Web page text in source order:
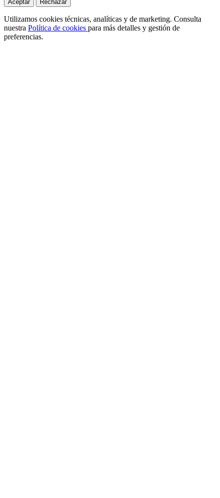
Aceptar Rechazar
Utilizamos cookies técnicas, analíticas y de marketing. Consulta
nuestra Política de cookies para más detalles y gestión de
preferencias.